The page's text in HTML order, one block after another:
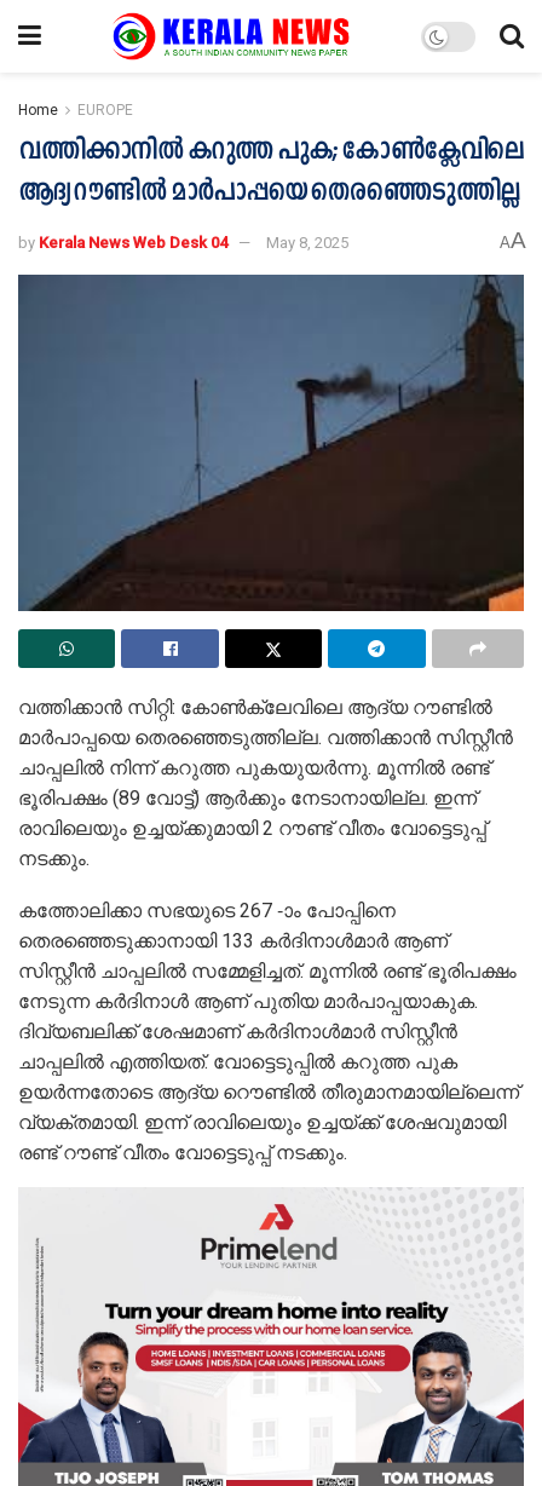
Home EUROPE
വത്തിക്കാനിൽ കറുത്ത പുക; കോൺക്ലേവിലെ
ആദ്യ റൗണ്ടിൽ മാർപാപ്പയെ തെരഞ്ഞെടുത്തില്ല
by Kerala News Web Desk 04 May 8, 2025 AA
വത്തിക്കാൻ സിറ്റി: കോൺക്ലേവിലെ ആദ്യ റൗണ്ടിൽ
മാർപാപ്പയെ തെരഞ്ഞെടുത്തില്ല. വത്തിക്കാൻ സിസ്റ്റീൻ
ചാപ്പലിൽ നിന്ന് കറുത്ത പുകയുയർന്നു. മൂന്നിൽ രണ്ട്
ഭൂരിപക്ഷം (89 വോട്ട്) ആർക്കും നേടാനായില്ല. ഇന്ന്
രാവിലെയും ഉച്ചയ്ക്കുമായി 2 റൗണ്ട് വീതം വോട്ടെടുപ്പ്
നടക്കും.
കത്തോലിക്കാ സഭയുടെ 267 -ാം പോപ്പിനെ
തെരഞ്ഞെടുക്കാനായി 133 കർദിനാൾമാർ ആണ്‌
സിസ്റ്റീൻ ചാപ്പലിൽ സമ്മേളിച്ചത്. മൂന്നിൽ രണ്ട് ഭൂരിപക്ഷം
നേടുന്ന കർദിനാൾ ആണ് പുതിയ മാർപാപ്പയാകുക.
ദിവ്യബലിക്ക് ശേഷമാണ് കർദിനാൾമാർ സിസ്റ്റീൻ
ചാപ്പലിൽ എത്തിയത്. വോട്ടെടുപ്പിൽ കറുത്ത പുക
ഉയർന്നതോടെ ആദ്യ റൌണ്ടിൽ തീരുമാനമായില്ലെന്ന്
വ്യക്തമായി. ഇന്ന് രാവിലെയും ഉച്ചയ്ക്ക് ശേഷവുമായി
രണ്ട് റൗണ്ട് വീതം വോട്ടെടുപ്പ് നടക്കും.